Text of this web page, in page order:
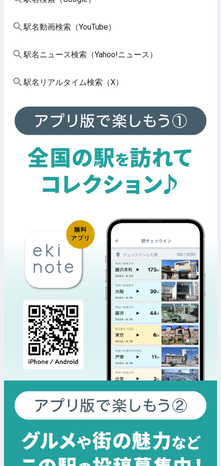
駅名動画検索（YouTube）
駅名ニュース検索（Yahoo!ニュース）
駅名リアルタイム検索（X）